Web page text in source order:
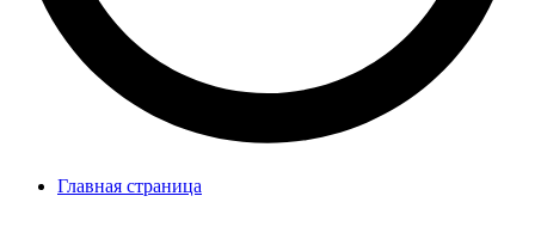
Главная страница